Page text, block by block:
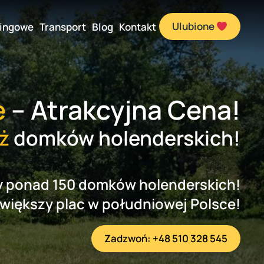
Transport Blog Kontakt Ulubione
– Atrakcyjna Cena!
domków holenderskich!
ponad 150 domków holenderskich!
plac w południowej Polsce!
Zadzwoń: +48 510 328 545